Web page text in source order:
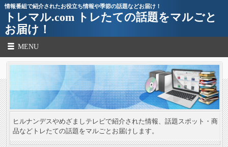
情報番組で紹介されたお役立ち情報や季節の話題などお届け！
トレマル.com トレたての話題をマルごと
お届け！
MENU
ヒルナンデスやめざましテレビで紹介された情報、話題スポット・商
品などトレたての話題をマルごとお届けします。